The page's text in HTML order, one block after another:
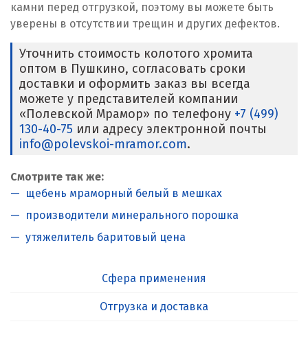
камни перед отгрузкой, поэтому вы можете быть
уверены в отсутствии трещин и других дефектов.
Уточнить стоимость колотого хромита
оптом в Пушкино, согласовать сроки
доставки и оформить заказ вы всегда
можете у представителей компании
«Полевской Мрамор» по телефону +7 (499)
130-40-75 или адресу электронной почты
info@polevskoi-mramor.com.
Смотрите так же:
щебень мраморный белый в мешках
производители минерального порошка
утяжелитель баритовый цена
Сфера применения
Отгрузка и доставка